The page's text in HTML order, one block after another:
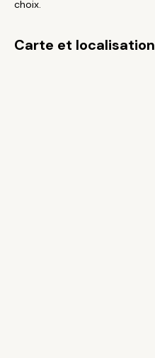
choix.
Carte et localisation